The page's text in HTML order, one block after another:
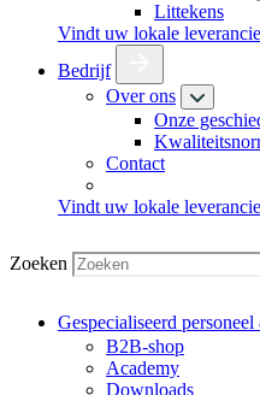
Littekens
Vindt uw lokale
Bedrijf
Over ons
Onze
Contact
Vindt uw lokale
Zoeken
Gespecialiseerd personeel
B2B-shop
Academy
Downloads